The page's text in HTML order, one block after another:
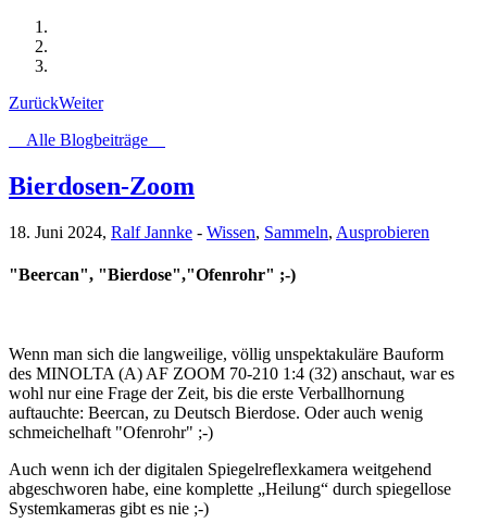
ZurückWeiter
Alle Blogbeiträge
Bierdosen-Zoom
18. Juni 2024, Ralf Jannke - Wissen, Sammeln, Ausprobieren
"Beercan", "Bierdose","Ofenrohr" ;-)
Wenn man sich die langweilige, völlig unspektakuläre Bauform
des MINOLTA (A) AF ZOOM 70-210 1:4 (32) anschaut, war es
wohl nur eine Frage der Zeit, bis die erste Verballhornung
auftauchte: Beercan, zu Deutsch Bierdose. Oder auch wenig
schmeichelhaft "Ofenrohr" ;-)
Auch wenn ich der digitalen Spiegelreflexkamera weitgehend
abgeschworen habe, eine komplette „Heilung“ durch spiegellose
Systemkameras gibt es nie ;-)